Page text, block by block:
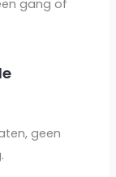
gang of
geen